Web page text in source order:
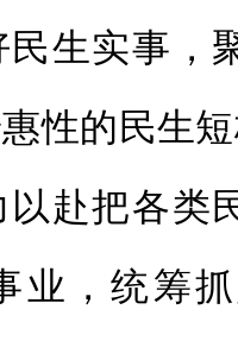
生实事，
性的民生
以赴把各类
业，统筹